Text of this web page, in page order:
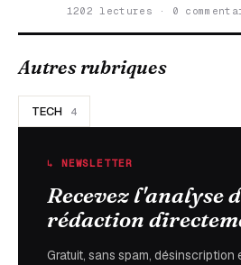
1202 lectures · 0
Autres rubriques
TECH 4
↳ NEWSLETTER
Recevez l'analyse
rédaction
Gratuit, sans spam, désinscription